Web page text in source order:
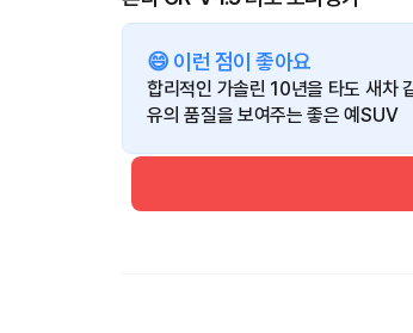
😄 이런 점이 좋아요
합리적인 가솔린 10년을 타도 새차
유의 품질을 보여주는 좋은 예SUV